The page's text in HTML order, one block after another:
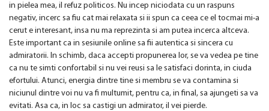
in pielea mea, il refuz politicos. Nu incep niciodata cu un raspuns
negativ, incerc sa fiu cat mai relaxata si ii spun ca ceea ce el tocmai mi-a
cerut e interesant, insa nu ma reprezinta si am putea incerca altceva.
Este important ca in sesiunile online sa fii autentica si sincera cu
admiratorii. In schimb, daca accepti propunerea lor, se va vedea pe tine
ca nu te simti confortabil si nu vei reusi sa le satisfaci dorinta, in ciuda
efortului. Atunci, energia dintre tine si membru se va contamina si
niciunul dintre voi nu va fi multumit, pentru ca, in final, sa ajungeti sa va
evitati. Asa ca, in loc sa castigi un admirator, il vei pierde.